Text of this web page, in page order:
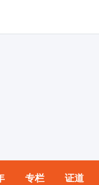
专栏 证道